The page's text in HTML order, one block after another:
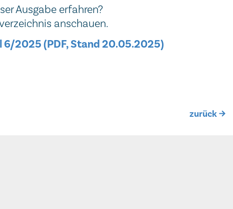
Ausgabe erfahren?
anschauen.
2025 (PDF, Stand 20.05.2025)
zurück